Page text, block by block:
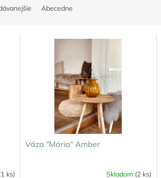
Abecedne
ks)
Váza “Mária“ Amber
Skladom (2 ks)